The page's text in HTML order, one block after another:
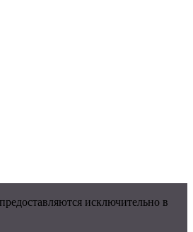
исключительно в